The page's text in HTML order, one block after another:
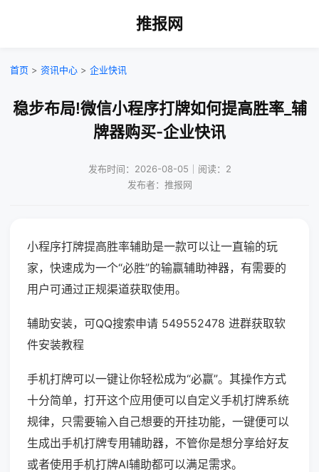
推报网
首页 > 资讯中心 > 企业快讯
稳步布局!微信小程序打牌如何提高胜率_辅
牌器购买-企业快讯
发布时间：2026-08-05｜阅读：2
发布者：推报网
小程序打牌提高胜率辅助是一款可以让一直输的玩
家，快速成为一个“必胜”的输赢辅助神器，有需要的
用户可通过正规渠道获取使用。
辅助安装，可QQ搜索申请 549552478 进群获取软
件安装教程
手机打牌可以一键让你轻松成为“必赢”。其操作方式
十分简单，打开这个应用便可以自定义手机打牌系统
规律，只需要输入自己想要的开挂功能，一键便可以
生成出手机打牌专用辅助器，不管你是想分享给好友
或者使用手机打牌AI辅助都可以满足需求。